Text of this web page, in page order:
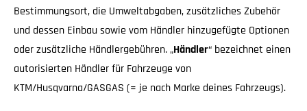
Bestimmungsort, die Umweltabgaben, zusätzliches Zubehör
und dessen Einbau sowie vom Händler hinzugefügte Optionen
oder zusätzliche Händlergebühren. „Händler“ bezeichnet einen
autorisierten Händler für Fahrzeuge von
KTM/Husqvarna/GASGAS (= je nach Marke deines Fahrzeugs).